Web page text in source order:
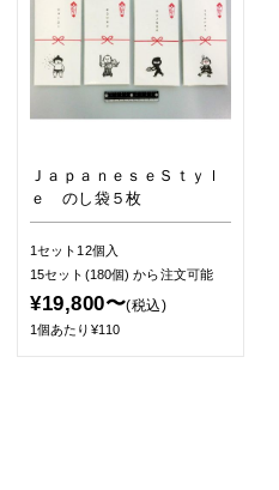
ＪａｐａｎｅｓｅＳｔｙｌ
ｅ のし袋５枚
1セット12個入
15セット(180個)から注文可能
¥19,800〜(税込)
1個あたり¥110